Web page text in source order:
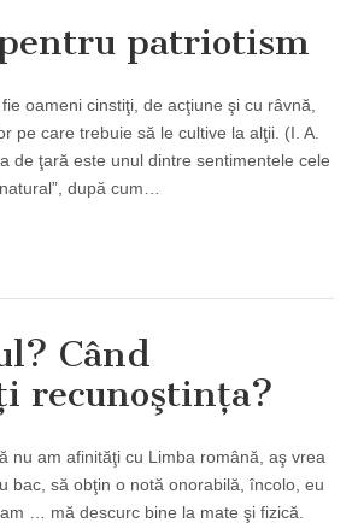
patriotism
oameni cinstiţi, de acţiune şi cu râvnă,
pe care trebuie să le cultive la alţii. (I. A.
de ţară este unul dintre sentimentele cele
după cum…
Când
recunoştinţa?
nu am afinităţi cu Limba română, aş vrea
bac, să obţin o notă onorabilă, încolo, eu
… mă descurc bine la mate şi fizică.